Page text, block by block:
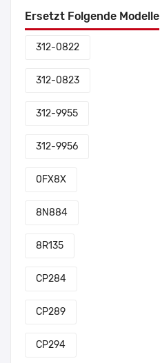
Ersetzt Folgende Modelle
312-0822
312-0823
312-9955
312-9956
0FX8X
8N884
8R135
CP284
CP289
CP294